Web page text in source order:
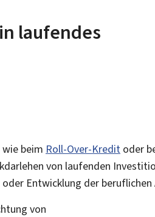
laufendes
beim Roll-Over-Kredit oder
von laufenden
Entwicklung der
von